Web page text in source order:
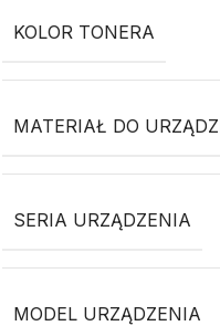
KOLOR TONERA
MATERIAŁ DO
SERIA URZĄDZENIA
MODEL URZĄDZENIA